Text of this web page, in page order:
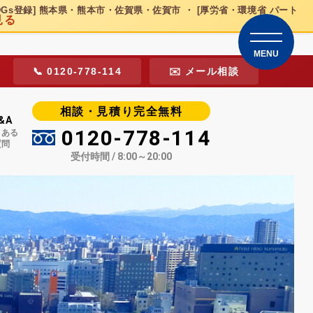
登録] 熊本県・熊本市・佐賀県・佐賀市 ・ [厚労省・環境省 パート
る
📞 0120-778-114 ✉️ メール相談
る
相談・見積り完全無料
0120-778-114
受付時間 / 8:00～20:00
MENU